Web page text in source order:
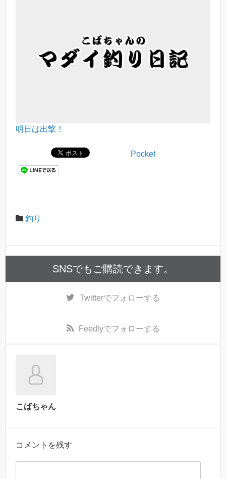
明日は出撃！
Pocket
釣り
SNSでもご購読できます。
Twitterでフォローする
Feedlyでフォローする
こばちゃん
コメントを残す